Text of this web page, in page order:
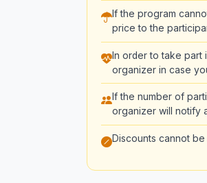
If the program
price to the
In order to take part
organizer in case
If the number of
organizer will notify
Discounts cannot